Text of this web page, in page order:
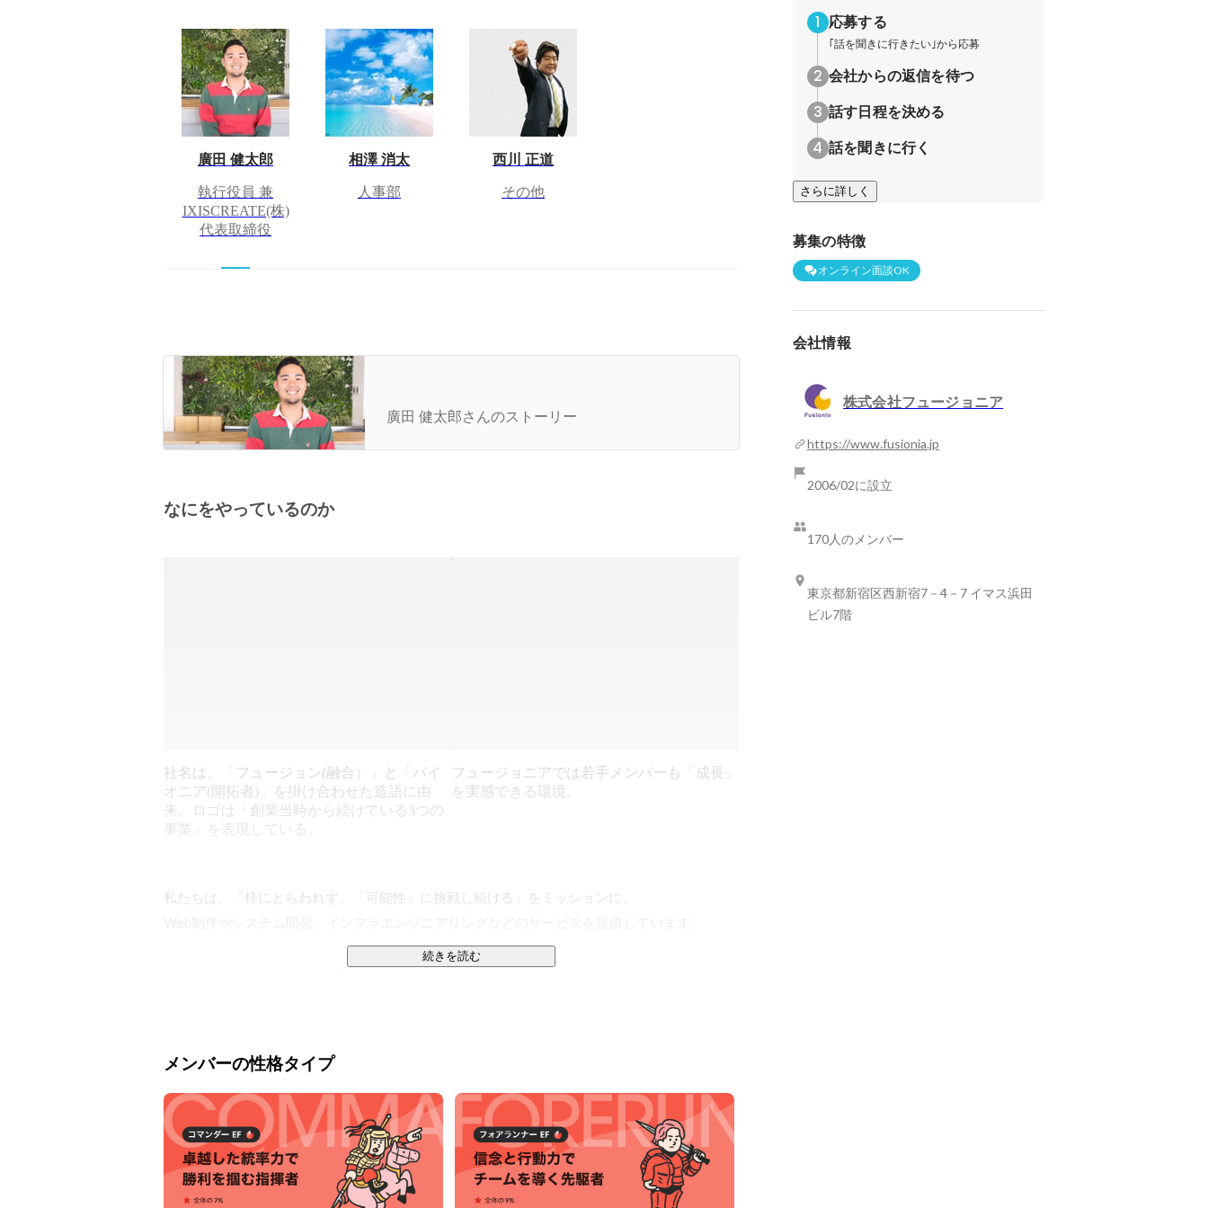
廣田 健太郎
執行役員 兼
IXISCREATE(株)
代表取締役
相澤 消太
人事部
西川 正道
その他
とは～
廣田 健太郎さんのストーリー
なにをやっているのか
社名は、「フュージョン(融合）」と「パイ
オニア(開拓者)」を掛け合わせた造語に由
来。ロゴは「創業当時から続けている3つの
事業」を表現している。
フュージョニアでは若手メンバーも「成長」
を実感できる環境。
私たちは、「枠にとらわれず、「可能性」に挑戦し続ける」をミッションに、
現在160名以上の社員のうち8割以上がエンジニアやデザイナー。
この19年で土台が固まり、今後は更なる成長と発展の時期を迎えています。
なぜやるのか
続きを読む
メンバーの性格タイプ
応募する
｢話を聞きに行きたい｣から応募
会社からの返信を待つ
話す日程を決める
話を聞きに行く
さらに詳しく
募集の特徴
オンライン面談OK
会社情報
株式会社フュージョニア
https://www.fusionia.jp
2006/02に設立
170人のメンバー
東京都新宿区西新宿7－4－7 イマス浜田
ビル7階